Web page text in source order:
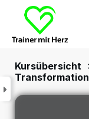
Kursübersicht
Transformation